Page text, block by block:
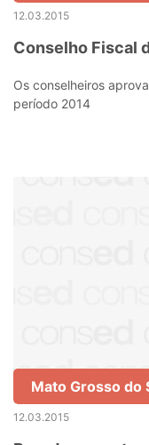
12.03.2015
Conselho Fiscal
Os conselheiros
período 2014
Mato Grosso do
12.03.2015